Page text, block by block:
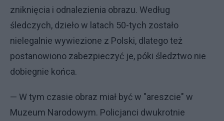
zniknięcia i odnalezienia obrazu. Według
śledczych, dzieło w latach 50-tych zostało
nielegalnie wywiezione z Polski, dlatego też
postanowiono zabezpieczyć je, póki śledztwo nie
dobiegnie końca.
— W tym czasie obraz miał być w "areszcie" w
Muzeum Narodowym. Policjanci dwukrotnie